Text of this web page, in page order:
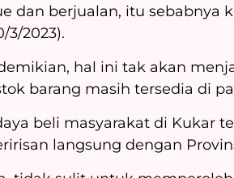
dan berjualan, itu sebabnya
3/2023).
hal ini tak akan
barang masih tersedia di
beli masyarakat di Kukar
langsung dengan